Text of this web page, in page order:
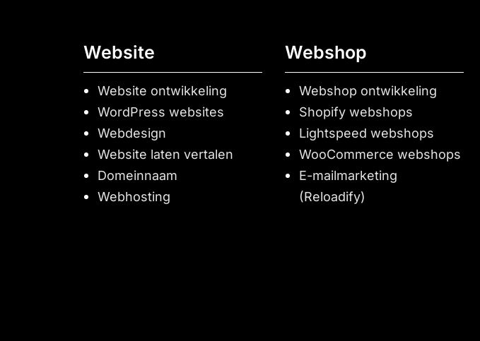
Website
Website ontwikkeling
WordPress websites
Webdesign
Website laten vertalen
Domeinnaam
Webhosting
Webshop
Webshop ontwikkeling
Shopify webshops
Lightspeed webshops
WooCommerce webshops
E-mailmarketing
(Reloadify)